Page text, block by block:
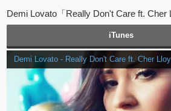
Demi Lovato「Really Don't Care ft. Cher
iTunes
Demi Lovato - Really Don't Care ft. Cher